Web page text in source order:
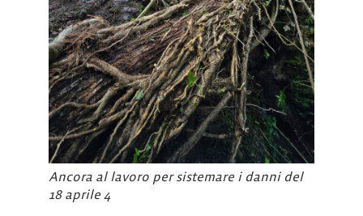
Ancora al lavoro per sistemare i danni del
18 aprile 4